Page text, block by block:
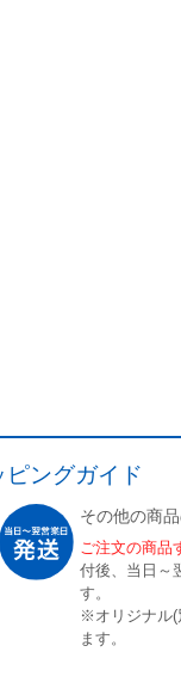
ピングガイド
その他の商
ご注文の商品
付後、当日～
す。
※オリジナル(
ます。